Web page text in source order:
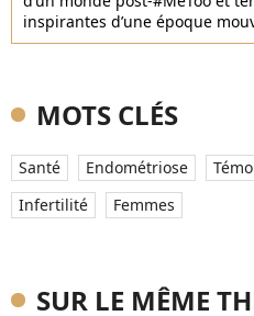
inspirantes d’une époque
MOTS CLÉS
Santé Endométriose
Infertilité
Femmes
SUR LE MÊME